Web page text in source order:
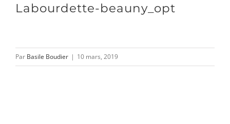
L’ASSOCIATION
Labourdette-beauny_opt
Par Basile Boudier | 10 mars, 2019